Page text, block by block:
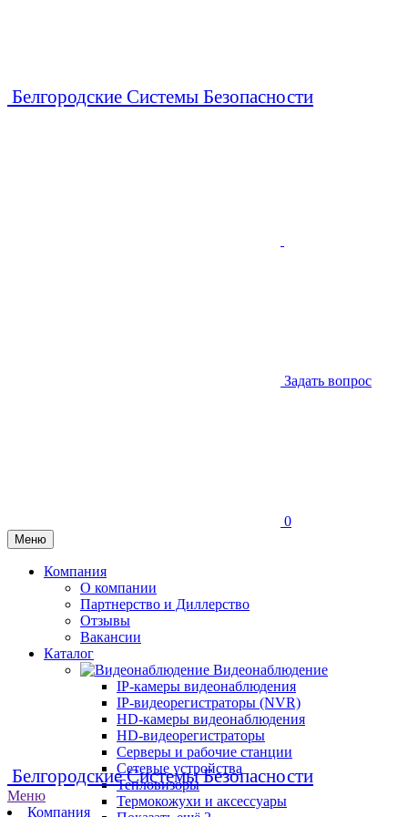
Белгородские Системы Безопасности
Задать вопрос
0
Меню
Компания
О компании
Партнерство и Диллерство
Отзывы
Вакансии
Каталог
Видеонаблюдение
IP-камеры видеонаблюдения
IP-видеорегистраторы (NVR)
HD-камеры видеонаблюдения
HD-видеорегистраторы
Серверы и рабочие станции
Сетевые устройства
Тепловизоры
Термокожухи и аксессуары
Белгородские Системы Безопасности
Меню
Компания